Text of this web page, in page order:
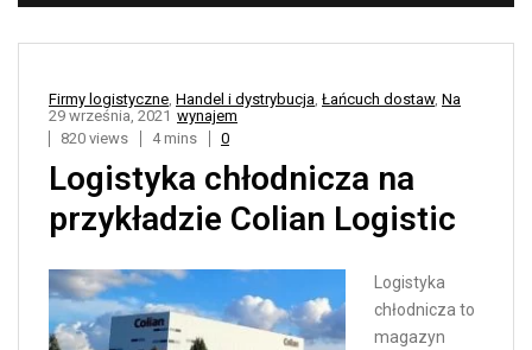
Firmy logistyczne, Handel i dystrybucja, Łańcuch dostaw, Na
wynajem
29 września, 2021
820 views
4 mins 0
Logistyka chłodnicza na
przykładzie Colian Logistic
Logistyka
chłodnicza to
magazyn